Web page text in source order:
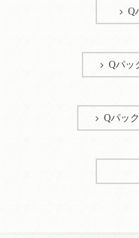
Q
Qパッ
Qパッ